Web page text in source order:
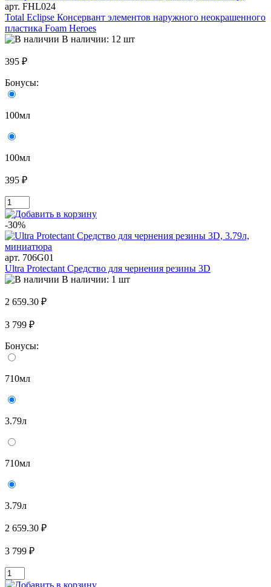
арт. FHL024
Total Eclipse Консервант элементов наружного неокрашенного
пластика Foam Heroes
В наличии: 12 шт
395 ₽
Бонусы:
100мл
100мл
395 ₽
-30%
арт. 706G01
Ultra Protectant Средство для чернения резины 3D
В наличии: 1 шт
2 659.30 ₽
3 799 ₽
Бонусы:
710мл
3.79л
710мл
3.79л
2 659.30 ₽
3 799 ₽